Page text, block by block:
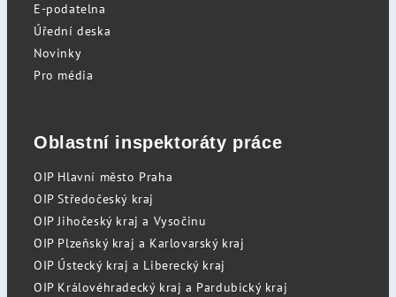
E-podatelna
Úřední deska
Novinky
Pro média
Oblastní inspektoráty práce
OIP Hlavní město Praha
OIP Středočeský kraj
OIP Jihočeský kraj a Vysočinu
OIP Plzeňský kraj a Karlovarský kraj
OIP Ústecký kraj a Liberecký kraj
OIP Královéhradecký kraj a Pardubický kraj